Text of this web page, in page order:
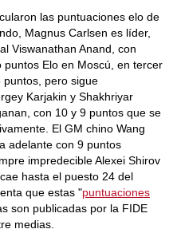
las puntuaciones elo de
Magnus Carlsen es líder,
Viswanathan Anand, con
Elo en Moscú, en tercer
puntos, pero sigue
Karjakin y Shakhriyar
con 10 y 9 puntos que se
El GM chino Wang
adelante con 9 puntos
impredecible Alexei Shirov
hasta el puesto 24 del
que estas "puntuaciones
son publicadas por la FIDE
medias.